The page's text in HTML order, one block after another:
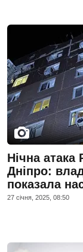
Нічна атака
Дніпро:
показала
27 сiчня, 2025, 08:50